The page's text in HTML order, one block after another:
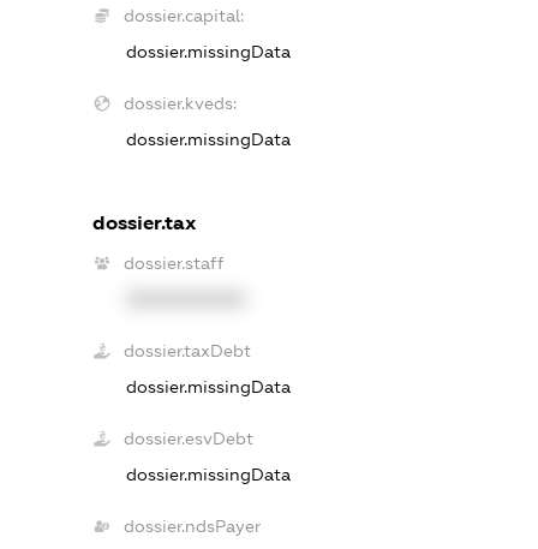
dossier.capital:
dossier.missingData
dossier.kveds:
dossier.missingData
dossier.tax
dossier.staff
dossier.taxDebt
dossier.missingData
dossier.esvDebt
dossier.missingData
dossier.ndsPayer